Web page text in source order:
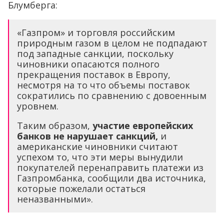
Блумберга:
«Газпром» и торговля российским
природным газом в целом не подпадают
под западные санкции, поскольку
чиновники опасаются полного
прекращения поставок в Европу,
несмотря на то что объемы поставок
сократились по сравнению с довоенным
уровнем.
Таким образом, участие европейских
банков не нарушает санкций, и
американские чиновники считают
успехом то, что эти меры вынудили
покупателей перенаправить платежи из
Газпромбанка, сообщили два источника,
которые пожелали остаться
неназванными».